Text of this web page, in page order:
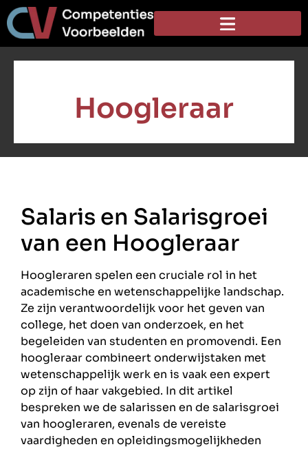
Hoogleraar
Salaris en Salarisgroei
van een Hoogleraar
Hoogleraren spelen een cruciale rol in het
academische en wetenschappelijke landschap.
Ze zijn verantwoordelijk voor het geven van
college, het doen van onderzoek, en het
begeleiden van studenten en promovendi. Een
hoogleraar combineert onderwijstaken met
wetenschappelijk werk en is vaak een expert
op zijn of haar vakgebied. In dit artikel
bespreken we de salarissen en de salarisgroei
van hoogleraren, evenals de vereiste
vaardigheden en opleidingsmogelijkheden